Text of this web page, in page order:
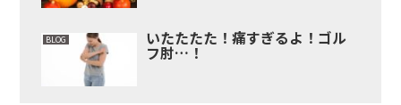
BLOG いたたたた！痛すぎるよ！ゴル
フ肘…！